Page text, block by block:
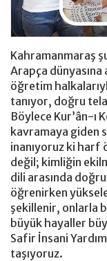
Kahramanmaraş
Arapça dünyasına
öğretim
tanıyor, doğru
Böylece Kur’ân-ı
kavramaya giden
inanıyoruz ki harf
değil; kimliğin
dili arasında
öğrenirken
şekillenir, onlarla
büyük hayaller
Safir İnsani
taşıyoruz.